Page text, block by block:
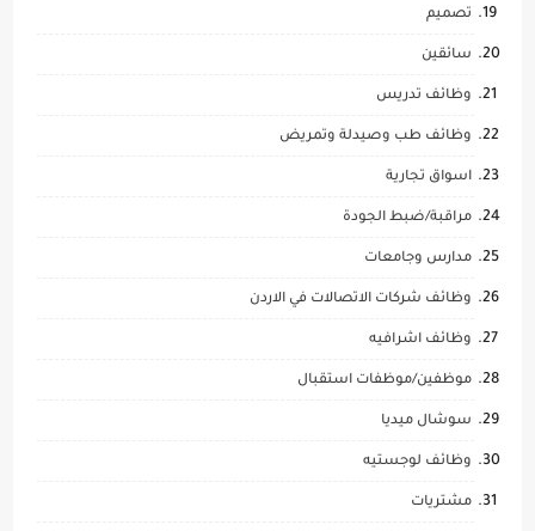
تصميم
سائقين
وظائف تدريس
وظائف طب وصيدلة وتمريض
اسواق تجارية
مراقبة/ضبط الجودة
مدارس وجامعات
وظائف شركات الاتصالات في الاردن
وظائف اشرافيه
موظفين/موظفات استقبال
سوشال ميديا
وظائف لوجستيه
مشتريات